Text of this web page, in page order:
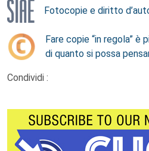
Fotocopie e diritto
Fare copie “in regola” è
di quanto si possa
Condividi :